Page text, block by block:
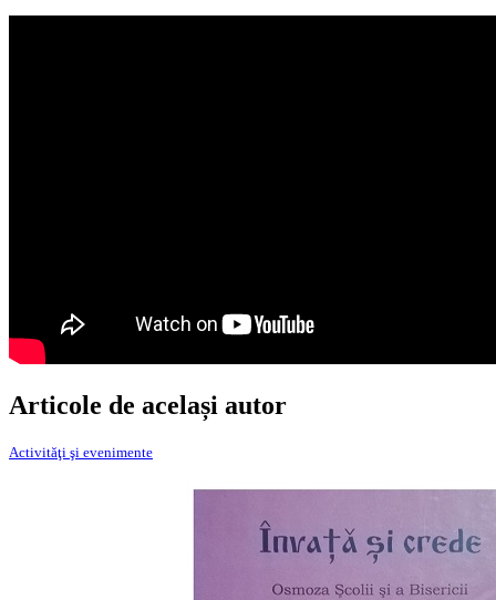
Articole de același autor
Activităţi şi evenimente